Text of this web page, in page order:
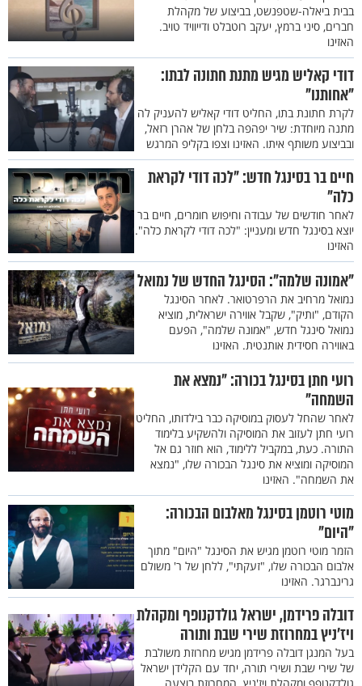
בבית ביאלה-שטפנשט, בביצוע של מקהלת
חברים, סיני ברמץ, יעקב רוטבלט ודייוויד טויב.
האזינו
דודי קאליש מגיש מתנת חתונה לבתו:
"אחותנו"
לקרת חתונת בתו, החליט דודי קאליש להעניק לה
מתנה מיוחדת: שיר יפהפה בלחן של אהרן רזאל,
ובביצוע משותף איתו. האזינו וצפו בקליפ המרגש
חיים בר בסינגל חדש: "לכה דודי לקראת
כלה"
לאחר חודשים של עבודה וחיפוש חומרים, חיים בר
יוצא בסינגל חדש ומעניין: "לכה דודי לקראת כלה".
האזינו
"אמונה שלמה": הסינגל החדש של נמואל
נמואל מרחיב את הרפרטואר. לאחר הסינגל
הקודם, "ותיק", שקבל אווירה ישראלית, מוציא
נמואל סינגל חדש, "אמונה שלמה", הפעם
באווירה חסידית אותנטית. האזינו
רועי חתן בסינגל בכורה: "נמצא את
השמחה"
לאחר שהחל לעסוק במוסיקה כבר בילדותו, החליט
רועי חתן לעזוב את המוסיקה ולהשקיע בלימוד
התורה. כעת, במקביל ללימוד, הוא חוזר גם אל
המוסיקה ומוציא את סינגל הבכורה שלו, "נמצא
את השמחה". האזינו
מוטי רוטמן בסינגל מאלבום הבכורה:
"היום"
הזמר מוטי רוטמן מגיש את הסינגל "היום" מתוך
אלבום הבכורה שלו, "זעקתי", ללחן של ר' משולם
גרינברגר. האזינו
דובלה פרידמן, ישראל גולדקנופף ומקהלת
ויז'ניץ במחרוזת שירי שבת ותורה
בעל המנגן דובלה פרידמן מגיש מחרוזת משולבת
של שירי שבת ושירי תורה, יחד עם הקלידן ישראל